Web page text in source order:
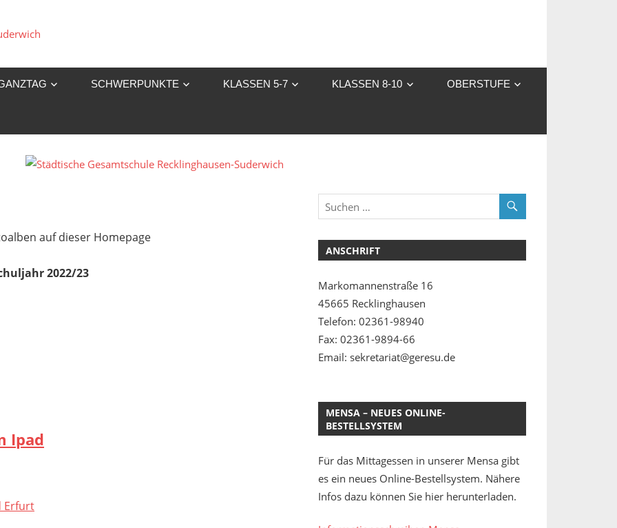
Gesamtschule
Suderwich
SCHWERPUNKTE KLASSEN 5-7 KLASSEN 8-10 OBERSTUFE
auf dieser Homepage
2022/23
Ipad
ANSCHRIFT
Markomannenstraße 16
45665 Recklinghausen
Telefon: 02361-98940
Fax: 02361-9894-66
Email: sekretariat@geresu.de
MENSA – NEUES ONLINE-
BESTELLSYSTEM
Für das Mittagessen in unserer Mensa gibt
es ein neues Online-Bestellsystem. Nähere
Infos dazu können Sie hier herunterladen.